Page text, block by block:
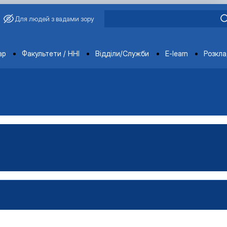
Для людей з вадами зору
Факультети / ННІ Відділи/Служби E-learn